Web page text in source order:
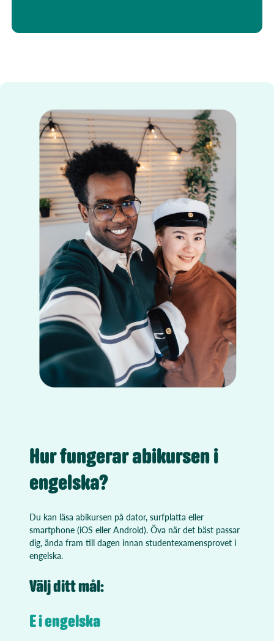
Hur fungerar abikursen i
engelska?
Du kan läsa abikursen på dator, surfplatta eller
smartphone (iOS eller Android). Öva när det bäst passar
dig, ända fram till dagen innan studentexamensprovet i
engelska.
Välj ditt mål:
E i engelska